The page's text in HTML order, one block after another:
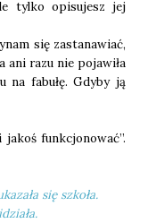
tylko opisujesz jej
się zastanawiać,
ani razu nie pojawiła
na fabułę. Gdyby ją
funkcjonować”.
się szkoła.